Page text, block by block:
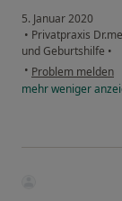
5. Januar 2020
• Privatpraxis
und Geburtshilfe •
• Problem melden
mehrweniger